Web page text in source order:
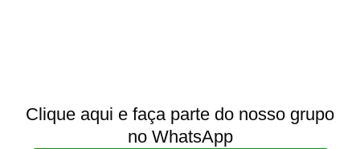
Clique aqui e faça parte do nosso grupo
no WhatsApp